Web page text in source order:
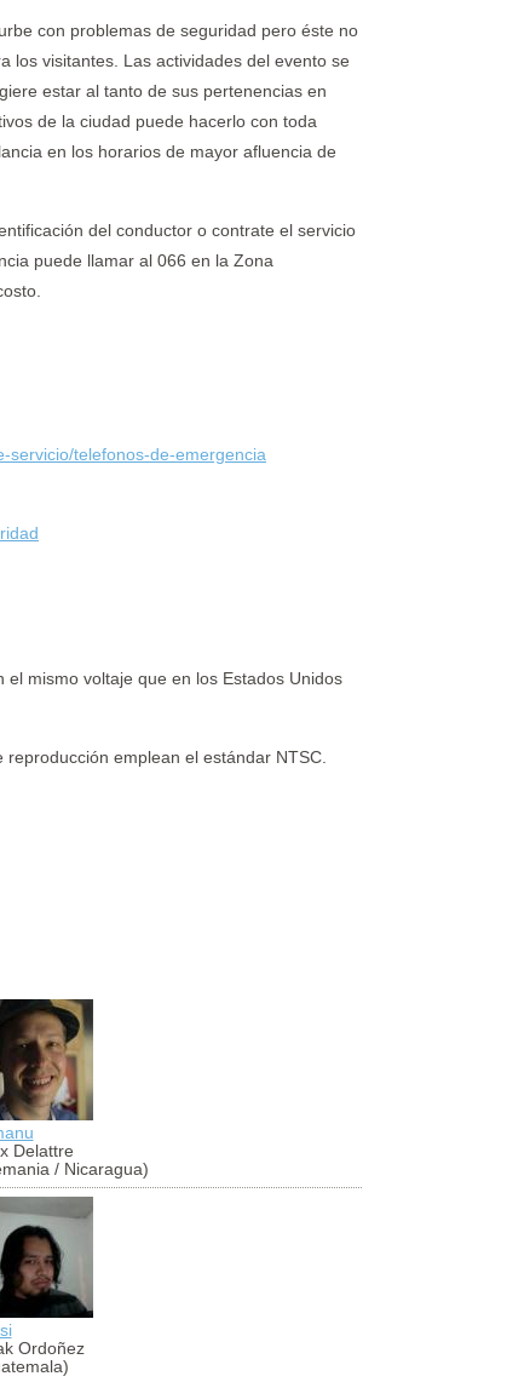
con problemas de seguridad pero éste no
los visitantes. Las actividades del evento se
estar al tanto de sus pertenencias en
de la ciudad puede hacerlo con toda
en los horarios de mayor afluencia de
del conductor o contrate el servicio
puede llamar al 066 en la Zona
servicio/telefonos-de-emergencia
mismo voltaje que en los Estados Unidos
emplean el estándar NTSC.
Delattre
/ Nicaragua)
Ordoñez